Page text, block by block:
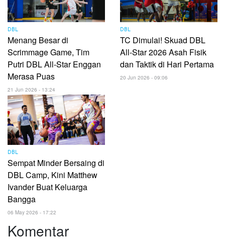
DBL
Menang Besar di
Scrimmage Game, Tim
Putri DBL All-Star Enggan
Merasa Puas
21 Jun 2026 - 13:24
DBL
TC Dimulai! Skuad DBL
All-Star 2026 Asah Fisik
dan Taktik di Hari Pertama
20 Jun 2026 - 09:06
DBL
Sempat Minder Bersaing di
DBL Camp, Kini Matthew
Ivander Buat Keluarga
Bangga
06 May 2026 - 17:22
Komentar